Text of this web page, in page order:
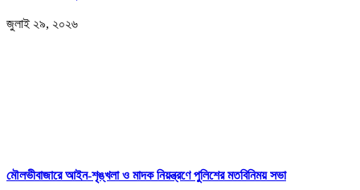
জুলাই ২৯, ২০২৬
মৌলভীবাজারে আইন-শৃঙ্খলা ও মাদক নিয়ন্ত্রণে পুলিশের মতবিনিময় সভা